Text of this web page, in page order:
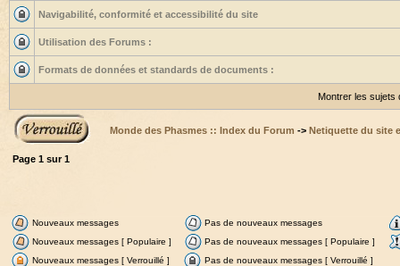
Navigabilité, conformité et accessibilité du site
Utilisation des Forums :
Formats de données et standards de documents :
Montrer les sujets
Monde des Phasmes :: Index du Forum -> Netiquette du site
Page 1 sur1
Nouveaux messages
Pas de nouveaux messages
Nouveaux messages [ Populaire ]
Pas de nouveaux messages [ Populaire ]
Nouveaux messages [ Verrouillé ]
Pas de nouveaux messages [ Verrouillé ]